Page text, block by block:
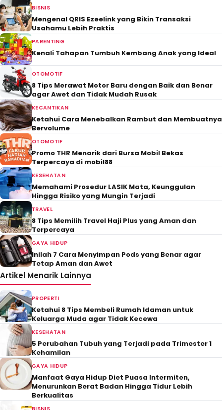
BISNIS
Mengenal QRIS Ezeelink yang Bikin Transaksi
Usahamu Lebih Praktis
PARENTING
Kenali Tahapan Tumbuh Kembang Anak yang Ideal
OTOMOTIF
8 Tips Merawat Motor Baru dengan Baik dan Benar
agar Awet dan Tidak Mudah Rusak
KECANTIKAN
Ketahui Cara Menebalkan Rambut dan Membuatnya
Bervolume
OTOMOTIF
Promo THR Menarik dari Bursa Mobil Bekas
Terpercaya di mobil88
KESEHATAN
Memahami Prosedur LASIK Mata, Keunggulan
Hingga Risiko yang Mungin Terjadi
TRAVEL
8 Tips Memilih Travel Haji Plus yang Aman dan
Terpercaya
GAYA HIDUP
Inilah 7 Cara Menyimpan Pods yang Benar agar
Tetap Aman dan Awet
Artikel Menarik Lainnya
PROPERTI
Ketahui 8 Tips Membeli Rumah Idaman untuk
Keluarga Muda agar Tidak Kecewa
KESEHATAN
5 Perubahan Tubuh yang Terjadi pada Trimester 1
Kehamilan
GAYA HIDUP
Manfaat Gaya Hidup Diet Puasa Intermiten,
Menurunkan Berat Badan Hingga Tidur Lebih
Berkualitas